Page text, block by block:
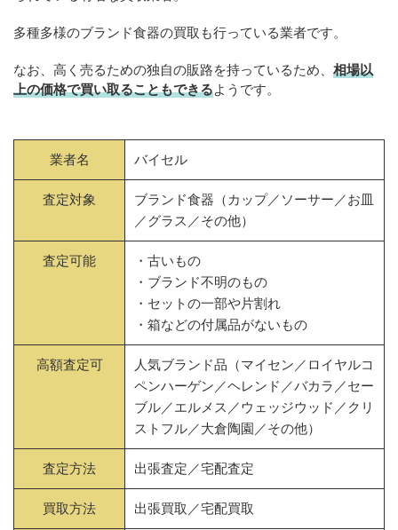
多種多様のブランド食器の買取も行っている業者です。
なお、高く売るための独自の販路を持っているため、 相場以
上の価格で買い取ることもできるようです。
業者名 バイセル
査定対象
ブランド食器（カップ／ソーサー／お皿
／グラス／その他）
査定可能
・古いもの
・ブランド不明のもの
・セットの一部や片割れ
・箱などの付属品がないもの
高額査定可
人気ブランド品（マイセン／ロイヤルコ
ペンハーゲン／ヘレンド／バカラ／セー
ブル／エルメス／ウェッジウッド／クリ
ストフル／大倉陶園／その他）
査定方法 出張査定／宅配査定
買取方法 出張買取／宅配買取